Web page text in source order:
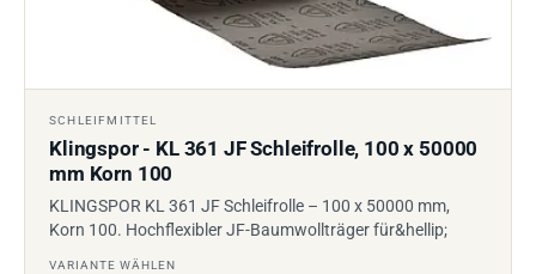
SCHLEIFMITTEL
Klingspor - KL 361 JF Schleifrolle, 100 x 50000
mm Korn 100
KLINGSPOR KL 361 JF Schleifrolle – 100 x 50000 mm,
Korn 100. Hochflexibler JF-Baumwollträger für&hellip;
VARIANTE WÄHLEN